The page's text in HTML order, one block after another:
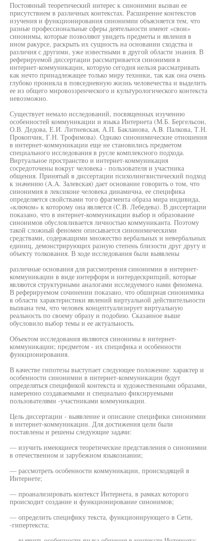
Постоянный теоретический интерес к синонимии вызван ее
присутствием в различных контекстах. Расширение контекстов
изучения и функционирования синонимии объясняется тем, что
разные профессиональные сферы деятельности имеют «свои»
синонимы, которые позволяют увидеть предметы и явления в
ином ракурсе, раскрыть их сущность на основании сходства и
различия с другими, уже известными в другой области знания. В
реферируемой диссертации рассматривается синонимия в
интернет-коммуникации, которую сегодня нельзя рассматривать
как нечто принадлежащее только миру техники, так как она очень
глубоко проникла в повседневную жизнь человечества и выделить
ее из общего мировоззренческого и культурологического контекста
невозможно.
Существует немало исследований, посвященных изучению
особенностей коммуникации и языка Интернета (М.Б. Бергельсон,
О.В. Дедова, Е.И. Литневская, А.П. Бакланова, A.B. Палкова, Т.Н.
Прокопчик, Г.Н. Трофимова). Однако синонимические отношения
в интернет-коммуникации еще не становились предметом
специального исследования в русле комплексного подхода.
Виртуальное пространство и интернет-коммуникация
сосредоточены вокруг человека - пользователя и участника
общения. Принятый в диссертации психолингвистический подход
к значению (A.A. Залевская) дает основание говорить о том, что
синонимия в лексиконе человека динамична, ее специфика
определяется свойствами того фрагмента образа мира индивида,
«ключом» к которому она является (C.B. Лебедева). В диссертации
показано, что в интернет-коммуникации выбор и образование
синонимов обусловливается личностью коммуниканта. Поэтому
такой сложный феномен описывается синонимическими
средствами, содержащими множество вербальных и невербальных
единиц, демонстрирующих разную степень близости друг другу и
объекту толкования. В ходе исследования были выявлены
различные основания для рассмотрения синонимии в интернет-
коммуникации в виде интерформ и интердескрипций, которые
являются структурными аналогами исследуемого нами феномена.
В реферируемом сочинении показано, что обширная синонимика
в области характеристики явлений виртуальной действительности
вызвана тем, что человек концептуализирует виртуальную
реальность по своему образу и подобию. Сказанное выше
обусловило выбор темы и ее актуальность.
Объектом исследования являются синонимы в интернет-
коммуникации; предметом - их специфика и особенности
функционирования.
В качестве гипотезы выступает следующее положение: характер и
особенности синонимии в интернет-коммуникации будут
определяться спецификой контекста и художественными образами,
намеренно создаваемыми и специально фиксируемыми
пользователями -участниками коммуникации.
Цель диссертации - выявление и описание специфики синонимии
в интернет-коммуникации. Для достижения цели были
поставлены и решены следующие задачи:
— изучить имеющиеся теоретические представления о синонимии
в отечественном и зарубежном языкознании;
— рассмотреть особенности коммуникации, происходящей в
Интернете;
— проанализировать контекст Интернета, в рамках которого
происходит создание и функционирование синонимов;
— определить специфику текста, функционирующего в Сети,
-гипертекста;